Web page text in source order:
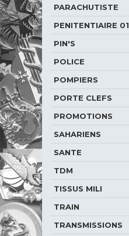
PARACHUTISTE
PENITENTIAIRE 01
PIN'S
POLICE
POMPIERS
PORTE CLEFS
PROMOTIONS
SAHARIENS
SANTE
TDM
TISSUS MILI
TRAIN
TRANSMISSIONS